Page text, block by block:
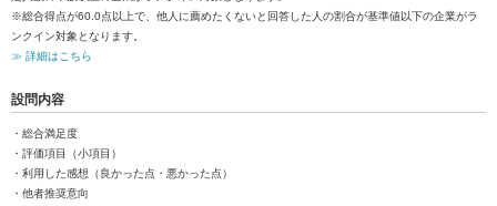
※総合得点が60.0点以上で、他人に薦めたくないと回答した人の割合が基準値以下の企業がラ
ンクイン対象となります。
≫ 詳細はこちら
設問内容
・総合満足度
・評価項目（小項目）
・利用した感想（良かった点・悪かった点）
・他者推奨意向